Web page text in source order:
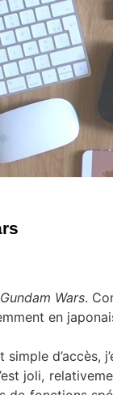
Wars.
en
d’accès,
joli,